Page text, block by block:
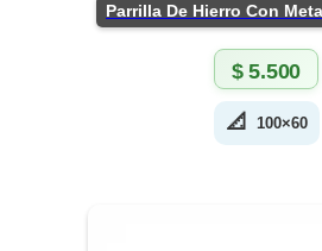
$5.500
📐 100×60